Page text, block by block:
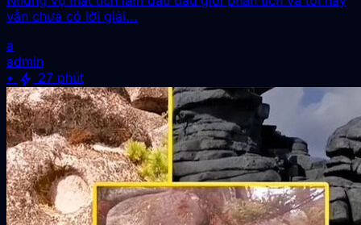
vẫn chưa có lời giải...
a
admin
• bolt 27 phút